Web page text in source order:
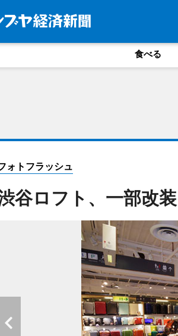
食べる
ォトフラッシュ
谷ロフト、一部改装